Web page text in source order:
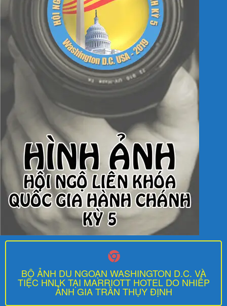
BỘ ẢNH DU NGOẠN WASHINGTON D.C. VÀ
TIỆC HNLK TẠI MARRIOTT HOTEL DO NHIẾP
ẢNH GIA TRẦN THỤY ĐỊNH